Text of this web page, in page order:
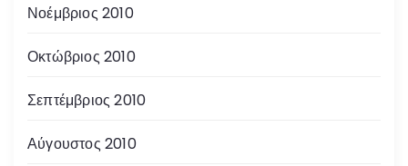
Νοέμβριος 2010
Οκτώβριος 2010
Σεπτέμβριος 2010
Αύγουστος 2010